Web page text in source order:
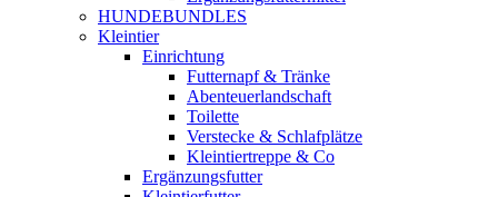
HUNDEBUNDLES
Kleintier
Einrichtung
Futternapf & Tränke
Abenteuerlandschaft
Toilette
Verstecke & Schlafplätze
Kleintiertreppe & Co
Ergänzungsfutter